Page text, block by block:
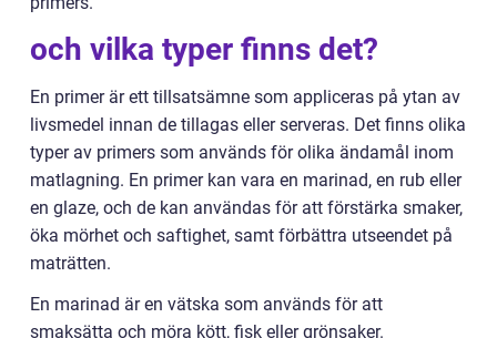
och vilka typer finns det?
En primer är ett tillsatsämne som appliceras på ytan av
livsmedel innan de tillagas eller serveras. Det finns olika
typer av primers som används för olika ändamål inom
matlagning. En primer kan vara en marinad, en rub eller
en glaze, och de kan användas för att förstärka smaker,
öka mörhet och saftighet, samt förbättra utseendet på
maträtten.
En marinad är en vätska som används för att
smaksätta och möra kött, fisk eller grönsaker.